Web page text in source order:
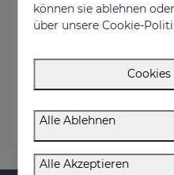
Rechnungs-Postleitzahl
Status prüfen
können sie ablehnen
über unsere Cookie-
Alle Ablehnen
Alle Akzeptieren